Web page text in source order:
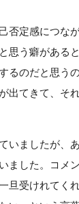
否定感につな
思う癖がある
るのだと思う
出てきて、そ
いましたが、
ました。コメ
旦受けれてく